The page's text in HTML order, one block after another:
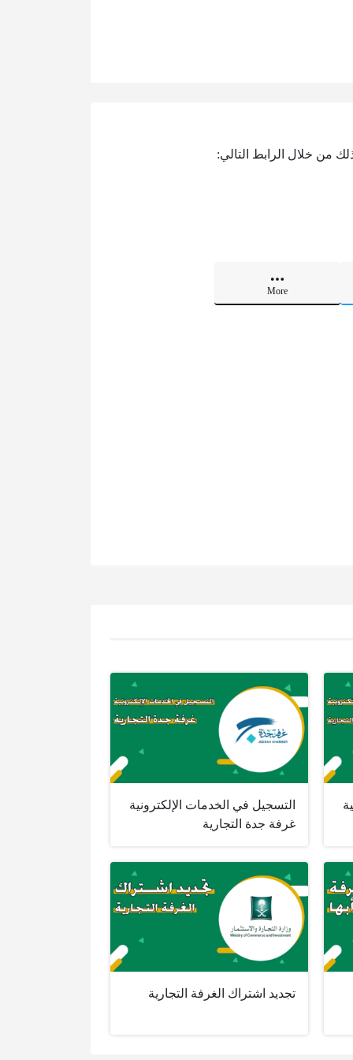
من خلال الرابط التالي:
More
التسجيل في الخدمات الإلكترونية
غرفة جدة التجارية
تجديد اشتراك الغرفة التجارية